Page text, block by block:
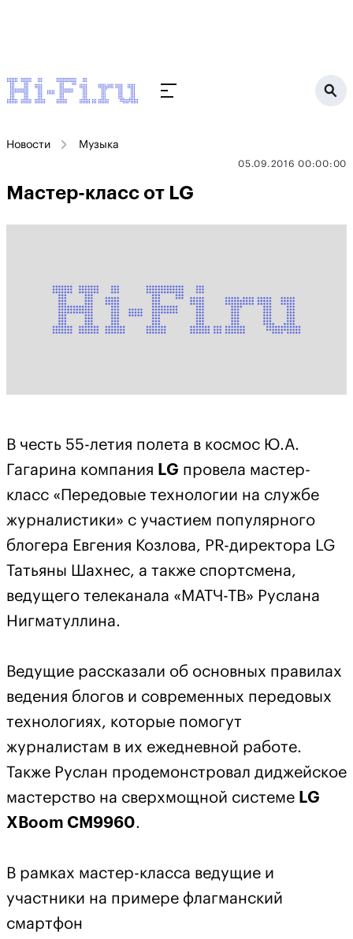
Новости Музыка
05.09.2016 00:00:00
Мастер-класс от LG
В честь 55-летия полета в космос Ю.А.
Гагарина компания LG провела мастер-
класс «Передовые технологии на службе
журналистики» с участием популярного
блогера Евгения Козлова, PR-директора LG
Татьяны Шахнес, а также спортсмена,
ведущего телеканала «МАТЧ-ТВ» Руслана
Нигматуллина.
Ведущие рассказали об основных правилах
ведения блогов и современных передовых
технологиях, которые помогут
журналистам в их ежедневной работе.
Также Руслан продемонстровал диджейское
мастерство на сверхмощной системе LG
XBoom CM9960.
В рамках мастер-класса ведущие и
участники на примере флагманский
смартфон